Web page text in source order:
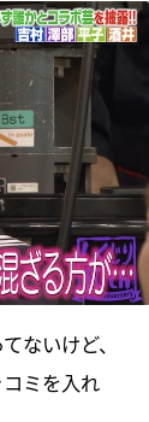
ないけど、
ミを入れ